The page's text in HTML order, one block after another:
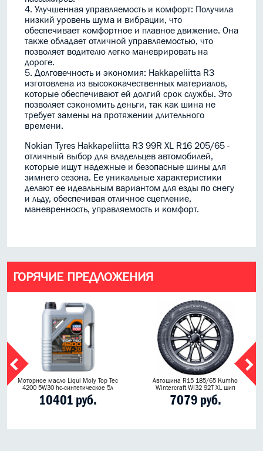
4. Улучшенная управляемость и комфорт: Получила
низкий уровень шума и вибрации, что
обеспечивает комфортное и плавное движение. Она
также обладает отличной управляемостью, что
позволяет водителю легко маневрировать на
дороге.
5. Долговечность и экономия: Hakkapeliitta R3
изготовлена из высококачественных материалов,
которые обеспечивают ей долгий срок службы. Это
позволяет сэкономить деньги, так как шина не
требует замены на протяжении длительного
времени.
Nokian Tyres Hakkapeliitta R3 99R XL R16 205/65 -
отличный выбор для владельцев автомобилей,
которые ищут надежные и безопасные шины для
зимнего сезона. Ее уникальные характеристики
делают ее идеальным вариантом для езды по снегу
и льду, обеспечивая отличное сцепление,
маневренность, управляемость и комфорт.
ГОРЯЧИЕ ПРЕДЛОЖЕНИЯ
Моторное масло Liqui Moly Top Tec
4200 5W30 hc-синтетическое 5л
10401 руб.
Автошина R15 185/65 Kumho
Wintercraft WI32 92T XL шип
7079 руб.